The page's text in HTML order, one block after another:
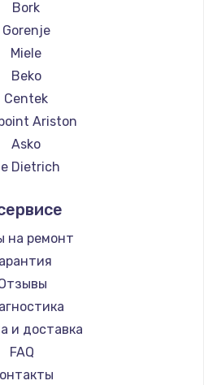
JVC
Ariston
Grundig
ROCKET MOZZAFIATO
Vivitek
Thomson
Hisense
DELTA
Kyvol
RED solution
Bravilor Bonamat
Vard
Tuvio
Carrera
Supra
Bork
Gorenje
Miele
Beko
Centek
Ariston
Asko
Dietrich
Ascaso
Jura
Olympia
Saeco
Cimbali
WMF
Yamaguchi
Nivona
на ремонт
и доставка
FAQ